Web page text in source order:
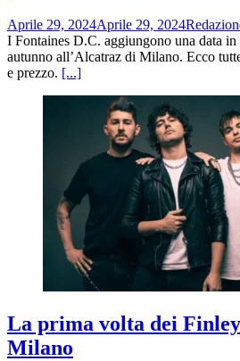
Aprile 29, 2024Aprile 29, 2024
I Fontaines D.C. aggiungono una data
autunno all’Alcatraz di Milano. Ecco
e prezzo. [...]
La prima volta dei
Milano